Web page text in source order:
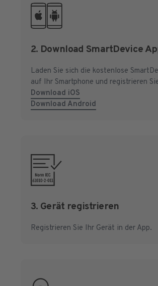
2. Download SmartDevice
Laden Sie sich die kostenlose
auf Ihr Smartphone und registrieren
Download iOS
Download Android
3. Gerät registrieren
Registrieren Sie Ihr Gerät in der App.